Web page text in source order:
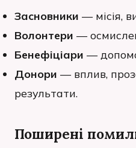
Засновники — місія,
Волонтери —
Бенефіціари —
Донори — вплив,
результати.
Поширені